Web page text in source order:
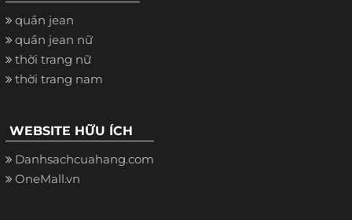
quần jean
quần jean nữ
thời trang nữ
thời trang nam
WEBSITE HỮU ÍCH
Danhsachcuahang.com
OneMall.vn